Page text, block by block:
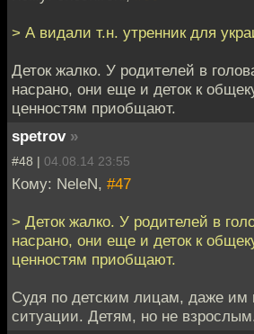
> А видали т.н. утренник для
Деток жалко. У родителей в
насрано, они еще и деток к
ценностям приобщают.
spetrov »
#48 | 04.08.14 23:55
Кому: NeleN, #47
> Деток жалко. У родителей в
насрано, они еще и деток к
ценностям приобщают.
Судя по детским лицам, даже им
ситуации. Детям, но не